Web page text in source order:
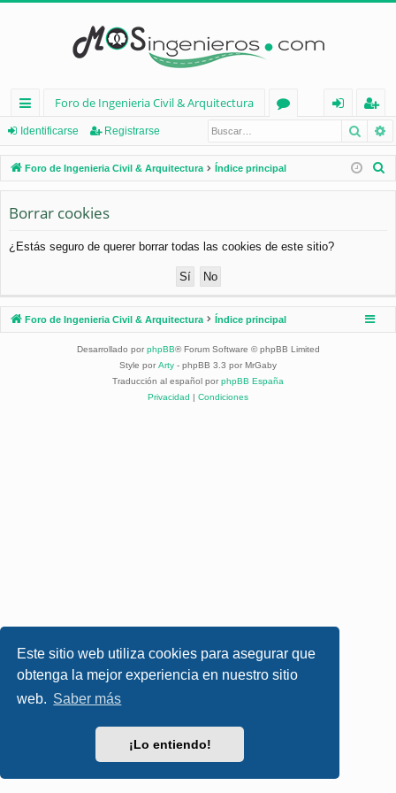
Este sitio web utiliza cookies para asegurar que
obtenga la mejor experiencia en nuestro sitio
web. Saber más
¡Lo entiendo!
nl
ac
es
rá
pi
os
Foro de Ingenieria Civil & Arquitectura
os
nt
ifi
eg
ist
ra
Identificarse Registrarse
Foro de Ingenieria Civil & Arquitectura Índice principal
Borrar cookies
¿Estás seguro de querer borrar todas las cookies de este sitio?
Foro de Ingenieria Civil & Arquitectura Índice principal
Desarrollado por phpBB® Forum Software © phpBB Limited
Style por Arty - phpBB 3.3 por MrGaby
Traducción al español por phpBB España
Privacidad | Condiciones